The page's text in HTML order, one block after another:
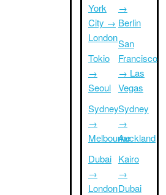
York
City →
London
Tokio
→
Seoul
Sydney
→
Melbourne
Dubai
→
London
→
Berlin
San
Francisco
→ Las
Vegas
Sydney
→
Auckland
Kairo
→
Dubai